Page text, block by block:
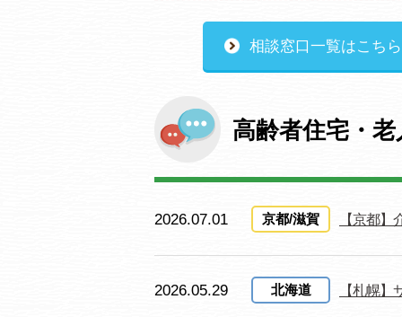
相談窓口一覧はこちら
高齢者住宅・
2026.07.01 京都/滋賀 【京都
2026.05.29 北海道 【札幌